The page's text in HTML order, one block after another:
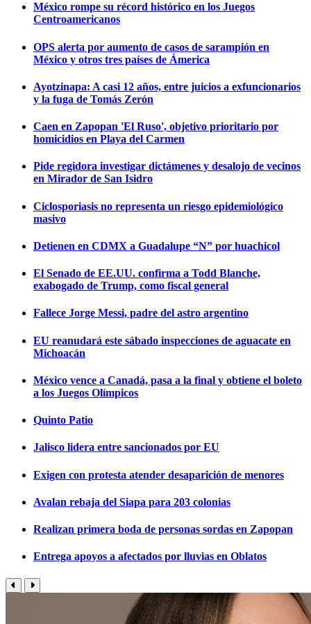
México rompe su récord histórico en los Juegos
Centroamericanos
OPS alerta por aumento de casos de sarampión en
México y otros tres países de Ámerica
Ayotzinapa: A casi 12 años, entre juicios a exfuncionarios
y la fuga de Tomás Zerón
Caen en Zapopan 'El Ruso', objetivo prioritario por
homicidios en Playa del Carmen
Pide regidora investigar dictámenes y desalojo de vecinos
en Mirador de San Isidro
Ciclosporiasis no representa un riesgo epidemiológico
masivo
Detienen en CDMX a Guadalupe “N” por huachicol
El Senado de EE.UU. confirma a Todd Blanche,
exabogado de Trump, como fiscal general
Fallece Jorge Messi, padre del astro argentino
EU reanudará este sábado inspecciones de aguacate en
Michoacán
México vence a Canadá, pasa a la final y obtiene el boleto
a los Juegos Olímpicos
Quinto Patio
Jalisco lidera entre sancionados por EU
Exigen con protesta atender desaparición de menores
Avalan rebaja del Siapa para 203 colonias
Realizan primera boda de personas sordas en Zapopan
Entrega apoyos a afectados por lluvias en Oblatos